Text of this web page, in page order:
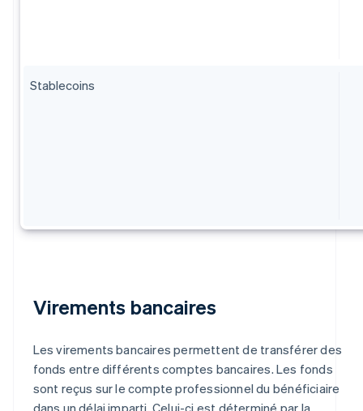
Stablecoins
Virements bancaires
Les virements bancaires permettent de transférer des
fonds entre différents comptes bancaires. Les fonds
sont reçus sur le compte professionnel du bénéficiaire
dans un délai imparti. Celui-ci est déterminé par la